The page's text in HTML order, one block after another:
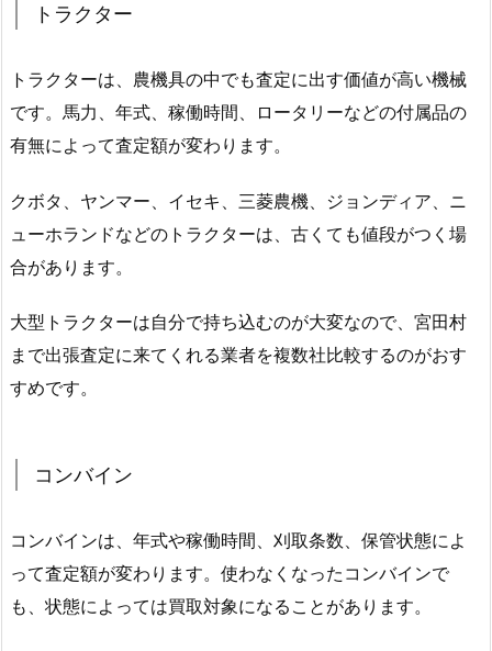
トラクター
トラクターは、農機具の中でも査定に出す価値が高い機械
です。馬力、年式、稼働時間、ロータリーなどの付属品の
有無によって査定額が変わります。
クボタ、ヤンマー、イセキ、三菱農機、ジョンディア、ニ
ューホランドなどのトラクターは、古くても値段がつく場
合があります。
大型トラクターは自分で持ち込むのが大変なので、宮田村
まで出張査定に来てくれる業者を複数社比較するのがおす
すめです。
コンバイン
コンバインは、年式や稼働時間、刈取条数、保管状態によ
って査定額が変わります。使わなくなったコンバインで
も、状態によっては買取対象になることがあります。